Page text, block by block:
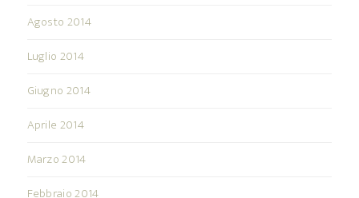
Agosto 2014
Luglio 2014
Giugno 2014
Aprile 2014
Marzo 2014
Febbraio 2014